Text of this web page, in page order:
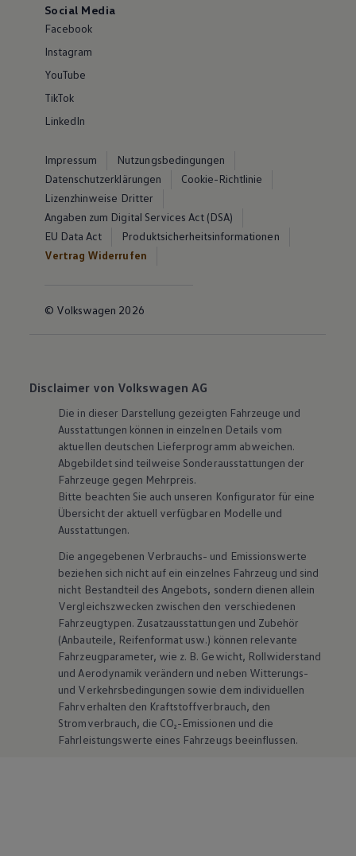
Social Media
Facebook
Instagram
YouTube
TikTok
LinkedIn
Impressum
Nutzungsbedingungen
Datenschutzerklärungen
Cookie-Richtlinie
Lizenzhinweise Dritter
Angaben zum Digital Services Act (DSA)
EU Data Act
Produktsicherheitsinformationen
Vertrag Widerrufen
© Volkswagen 2026
Disclaimer von Volkswagen AG
Die in dieser Darstellung gezeigten Fahrzeuge und
Ausstattungen können in einzelnen Details vom
aktuellen deutschen Lieferprogramm abweichen.
Abgebildet sind teilweise Sonderausstattungen der
Fahrzeuge gegen Mehrpreis.
Bitte beachten Sie auch unseren Konfigurator für eine
Übersicht der aktuell verfügbaren Modelle und
Ausstattungen.
Die angegebenen Verbrauchs- und Emissionswerte
beziehen sich nicht auf ein einzelnes Fahrzeug und sind
nicht Bestandteil des Angebots, sondern dienen allein
Vergleichszwecken zwischen den verschiedenen
Fahrzeugtypen. Zusatzausstattungen und Zubehör
(Anbauteile, Reifenformat usw.) können relevante
Fahrzeugparameter, wie z. B. Gewicht, Rollwiderstand
und Aerodynamik verändern und neben Witterungs-
und Verkehrsbedingungen sowie dem individuellen
Fahrverhalten den Kraftstoffverbrauch, den
Stromverbrauch, die CO₂-Emissionen und die
Fahrleistungswerte eines Fahrzeugs beeinflussen.